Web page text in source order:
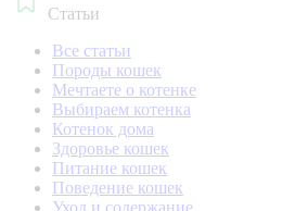
Статьи
Все статьи
Породы кошек
Мечтаете о котенке
Выбираем котенка
Котенок дома
Здоровье кошек
Питание кошек
Поведение кошек
Уход и содержание